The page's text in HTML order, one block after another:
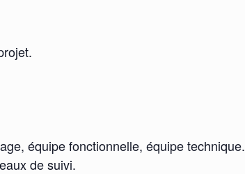
équipe fonctionnelle, équipe technique.
de suivi.